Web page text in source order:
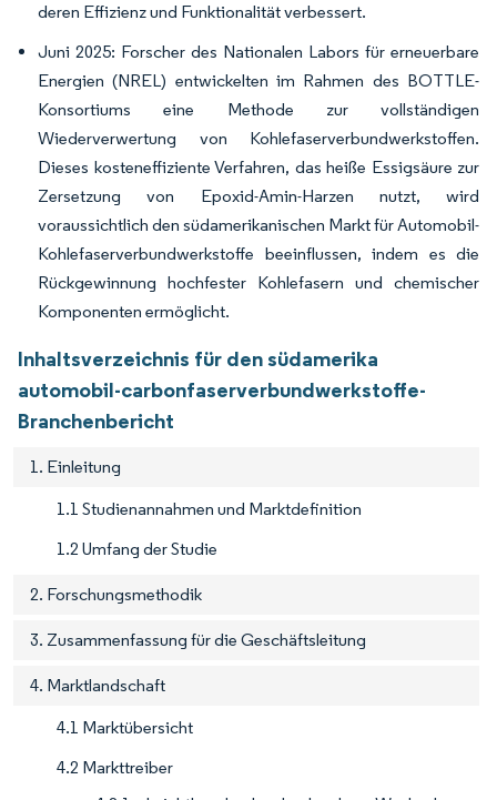
deren Effizienz und Funktionalität verbessert.
Juni 2025: Forscher des Nationalen Labors für erneuerbare
Energien (NREL) entwickelten im Rahmen des BOTTLE-
Konsortiums eine Methode zur vollständigen
Wiederverwertung von Kohlefaserverbundwerkstoffen.
Dieses kosteneffiziente Verfahren, das heiße Essigsäure zur
Zersetzung von Epoxid-Amin-Harzen nutzt, wird
voraussichtlich den südamerikanischen Markt für Automobil-
Kohlefaserverbundwerkstoffe beeinflussen, indem es die
Rückgewinnung hochfester Kohlefasern und chemischer
Komponenten ermöglicht.
Inhaltsverzeichnis für den südamerika
automobil-carbonfaserverbundwerkstoffe-
Branchenbericht
1. Einleitung
1.1 Studienannahmen und Marktdefinition
1.2 Umfang der Studie
2. Forschungsmethodik
3. Zusammenfassung für die Geschäftsleitung
4. Marktlandschaft
4.1 Marktübersicht
4.2 Markttreiber